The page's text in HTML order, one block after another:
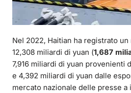
Nel 2022, Haitian ha registrato
12,308 miliardi di yuan (1,687
7,916 miliardi di yuan provenienti
e 4,392 miliardi di yuan dalle
mercato nazionale delle presse a